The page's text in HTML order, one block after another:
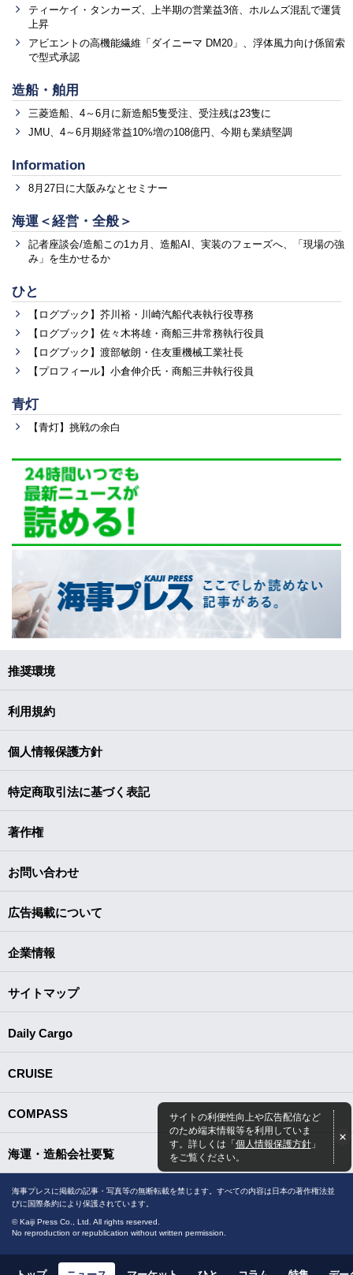
ティーケイ・タンカーズ、上半期の営業益3倍、ホルムズ混乱で運賃
上昇
アビエントの高機能繊維「ダイニーマ DM20」、浮体風力向け係留索
で型式承認
造船・舶用
三菱造船、4～6月に新造船5隻受注、受注残は23隻に
JMU、4～6月期経常益10%増の108億円、今期も業績堅調
Information
8月27日に大阪みなとセミナー
海運＜経営・全般＞
記者座談会/造船この1カ月、造船AI、実装のフェーズへ、「現場の強
み」を生かせるか
ひと
【ログブック】芥川裕・川崎汽船代表執行役専務
【ログブック】佐々木将雄・商船三井常務執行役員
【ログブック】渡部敏朗・住友重機械工業社長
【プロフィール】小倉伸介氏・商船三井執行役員
青灯
【青灯】挑戦の余白
サイトの利便性向上や広告配信など
のため端末情報等を利用していま
す。詳しくは「個人情報保護方針」
をご覧ください。
推奨環境
利用規約
個人情報保護方針
特定商取引法に基づく表記
著作権
お問い合わせ
広告掲載について
企業情報
サイトマップ
Daily Cargo
CRUISE
COMPASS
海運・造船会社要覧
海事プレスに掲載の記事・写真等の無断転載を禁じます。すべての内容は日本の著作権法並
びに国際条約により保護されています。
© Kaiji Press Co., Ltd. All rights reserved.
No reproduction or republication without written permission.